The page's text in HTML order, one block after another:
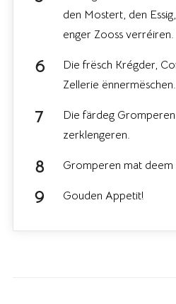
den Mostert, den
enger Zooss verréiren.
Die frësch Krégder,
Zellerie ënnermëschen.
Die färdeg
zerklengeren.
Gromperen mat deem
Gouden Appetit!